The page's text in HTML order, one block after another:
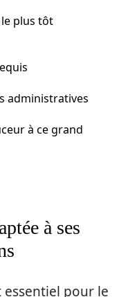
plus tôt
administratives
à ce grand
à ses
essentiel pour le